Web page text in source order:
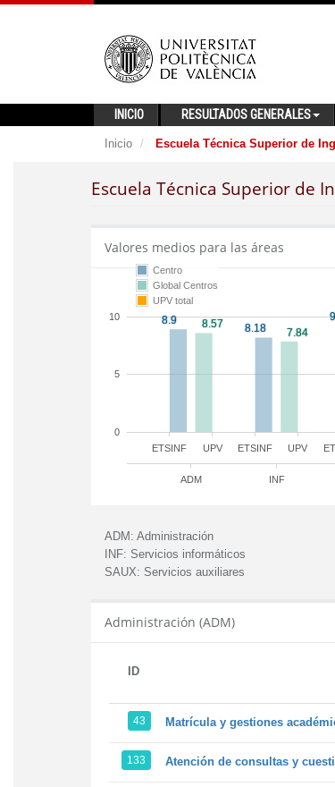
INICIO RESULTADOS GENERALES
Inicio Escuela Técnica Superior de
Escuela Técnica Superior de
Valores medios para las áreas
ETSINF ETSINF
UPV UPV
ADM INF
0
5
10
Centro
Global Centros
UPV total
ADM: Administración
INF: Servicios informáticos
SAUX: Servicios auxiliares
Administración (ADM)
ID
43 Matrícula y gestiones
133 Atención de consultas y